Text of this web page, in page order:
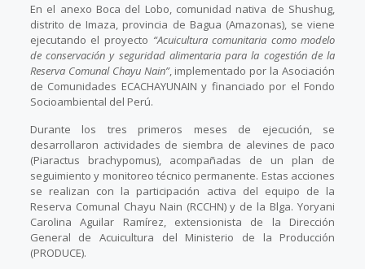
En el anexo Boca del Lobo, comunidad nativa de Shushug,
distrito de Imaza, provincia de Bagua (Amazonas), se viene
ejecutando el proyecto “Acuicultura comunitaria como modelo
de conservación y seguridad alimentaria para la cogestión de la
Reserva Comunal Chayu Nain”, implementado por la Asociación
de Comunidades ECACHAYUNAIN y financiado por el Fondo
Socioambiental del Perú.
Durante los tres primeros meses de ejecución, se
desarrollaron actividades de siembra de alevines de paco
(Piaractus brachypomus), acompañadas de un plan de
seguimiento y monitoreo técnico permanente. Estas acciones
se realizan con la participación activa del equipo de la
Reserva Comunal Chayu Nain (RCCHN) y de la Blga. Yoryani
Carolina Aguilar Ramírez, extensionista de la Dirección
General de Acuicultura del Ministerio de la Producción
(PRODUCE).